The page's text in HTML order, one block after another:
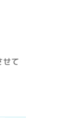
せて